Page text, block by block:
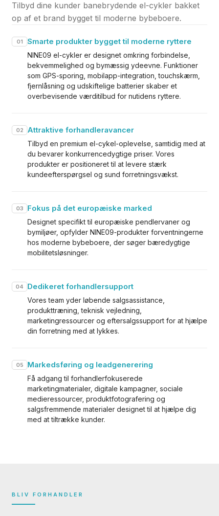
Tilbyd dine kunder banebrydende el-cykler bakket
op af et brand bygget til moderne bybeboere.
01 Smarte produkter bygget til moderne ryttere
NINE09 el-cykler er designet omkring forbindelse,
bekvemmelighed og bymæssig ydeevne. Funktioner
som GPS-sporing, mobilapp-integration, touchskærm,
fjernlåsning og udskiftelige batterier skaber et
overbevisende værditilbud for nutidens ryttere.
02 Attraktive forhandleravancer
Tilbyd en premium el-cykel-oplevelse, samtidig med at
du bevarer konkurrencedygtige priser. Vores
produkter er positioneret til at levere stærk
kundeefterspørgsel og sund forretningsvækst.
03 Fokus på det europæiske marked
Designet specifikt til europæiske pendlervaner og
bymiljøer, opfylder NINE09-produkter forventningerne
hos moderne bybeboere, der søger bæredygtige
mobilitetsløsninger.
04 Dedikeret forhandlersupport
Vores team yder løbende salgsassistance,
produkttræning, teknisk vejledning,
marketingressourcer og eftersalgssupport for at hjælpe
din forretning med at lykkes.
05 Markedsføring og leadgenerering
Få adgang til forhandlerfokuserede
marketingmaterialer, digitale kampagner, sociale
medieressourcer, produktfotografering og
salgsfremmende materialer designet til at hjælpe dig
med at tiltrække kunder.
BLIV FORHANDLER